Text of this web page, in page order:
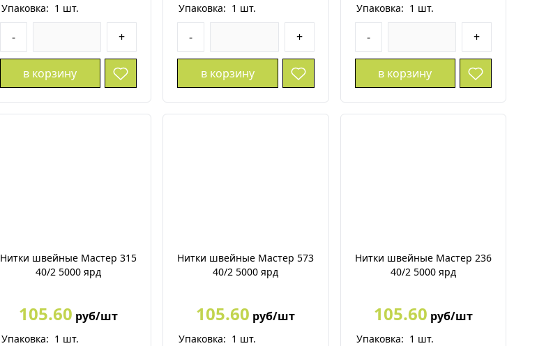
Упаковка: 1 шт.
- +
в корзину
Упаковка: 1 шт.
- +
в корзину
Упаковка: 1 шт.
- +
в корзину
Нитки швейные Мастер 315
40/2 5000 ярд
105.60 руб/шт
Упаковка: 1 шт.
Нитки швейные Мастер 573
40/2 5000 ярд
105.60 руб/шт
Упаковка: 1 шт.
Нитки швейные Мастер 236
40/2 5000 ярд
105.60 руб/шт
Упаковка: 1 шт.